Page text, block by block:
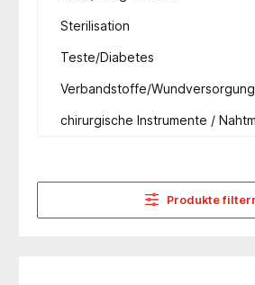
Sterilisation
Teste/Diabetes
Verbandstoffe/Wundversorgung
chirurgische Instrumente /
Produkte